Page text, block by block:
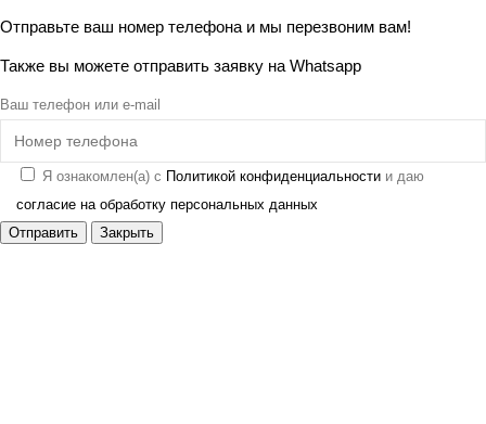
Отправьте ваш номер телефона и мы перезвоним вам!
Также вы можете отправить заявку на Whatsapp
Ваш телефон или e-mail
Я ознакомлен(а) с Политикой конфиденциальности и даю
согласие на обработку персональных данных
Отправить
Закрыть